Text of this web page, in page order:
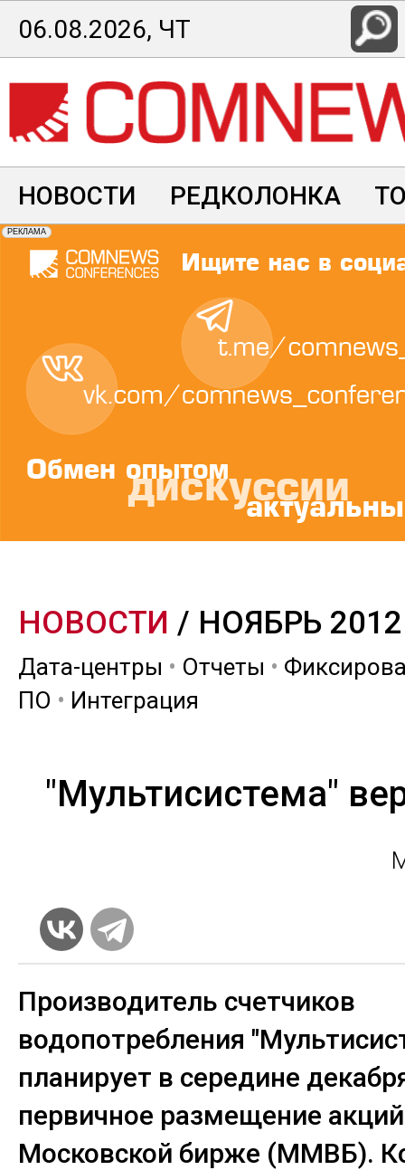
Перейти
к
основному
содержанию
06.08.2026, ЧТ
НОВОСТИ РЕДКОЛОНКА
НОВОСТИ / НОЯБРЬ 2012
Дата-центры • Отчеты •
ПО • Интеграция
"Мультисистема"
Производитель счетчиков
водопотребления
планирует в середине
первичное размещение
Московской бирже (ММВБ).